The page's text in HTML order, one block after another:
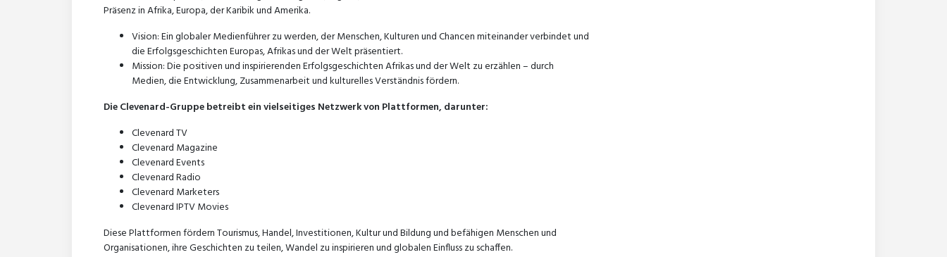
Präsenz in Afrika, Europa, der Karibik und Amerika.
Vision: Ein globaler Medienführer zu werden, der Menschen, Kulturen und Chancen miteinander verbindet und
die Erfolgsgeschichten Europas, Afrikas und der Welt präsentiert.
Mission: Die positiven und inspirierenden Erfolgsgeschichten Afrikas und der Welt zu erzählen – durch
Medien, die Entwicklung, Zusammenarbeit und kulturelles Verständnis fördern.
Die Clevenard-Gruppe betreibt ein vielseitiges Netzwerk von Plattformen, darunter:
Clevenard TV
Clevenard Magazine
Clevenard Events
Clevenard Radio
Clevenard Marketers
Clevenard IPTV Movies
Diese Plattformen fördern Tourismus, Handel, Investitionen, Kultur und Bildung und befähigen Menschen und
Organisationen, ihre Geschichten zu teilen, Wandel zu inspirieren und globalen Einfluss zu schaffen.